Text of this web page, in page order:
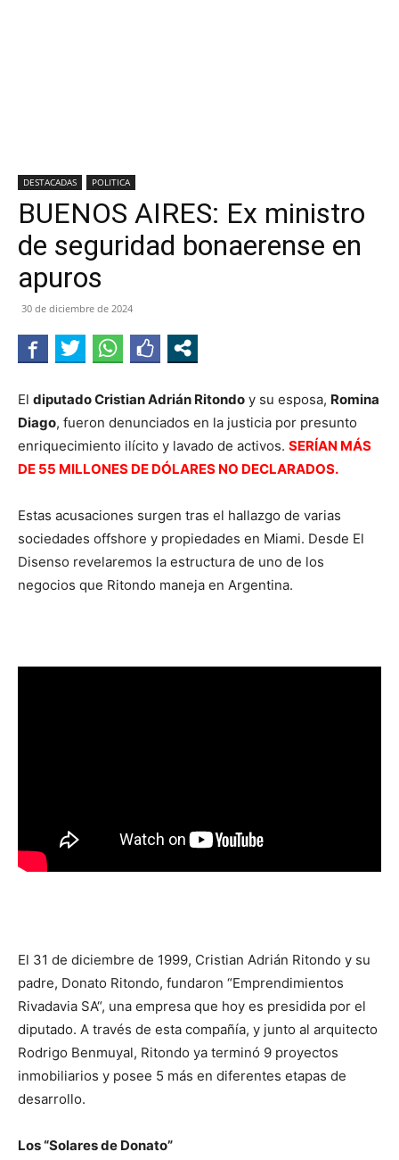
DESTACADAS POLITICA
BUENOS AIRES: Ex ministro
de seguridad bonaerense en
apuros
30 de diciembre de 2024
El diputado Cristian Adrián Ritondo y su esposa, Romina
Diago, fueron denunciados en la justicia por presunto
enriquecimiento ilícito y lavado de activos. SERÍAN MÁS
DE 55 MILLONES DE DÓLARES NO DECLARADOS.
Estas acusaciones surgen tras el hallazgo de varias
sociedades offshore y propiedades en Miami. Desde El
Disenso revelaremos la estructura de uno de los
negocios que Ritondo maneja en Argentina.
El 31 de diciembre de 1999, Cristian Adrián Ritondo y su
padre, Donato Ritondo, fundaron “Emprendimientos
Rivadavia SA“, una empresa que hoy es presidida por el
diputado. A través de esta compañía, y junto al arquitecto
Rodrigo Benmuyal, Ritondo ya terminó 9 proyectos
inmobiliarios y posee 5 más en diferentes etapas de
desarrollo.
Los “Solares de Donato”